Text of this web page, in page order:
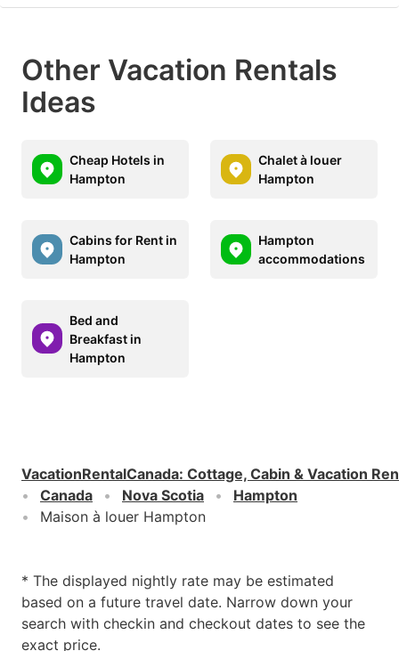
Other Vacation Rentals
Ideas
Cheap Hotels in
Hampton
Chalet à louer
Hampton
Cabins for Rent in
Hampton
Hampton
accommodations
Bed and
Breakfast in
Hampton
VacationRentalCanada: Cottage, Cabin & Vacation
Canada
Nova Scotia
Hampton
Maison à louer Hampton
* The displayed nightly rate may be estimated
based on a future travel date. Narrow down your
search with checkin and checkout dates to see the
exact price.